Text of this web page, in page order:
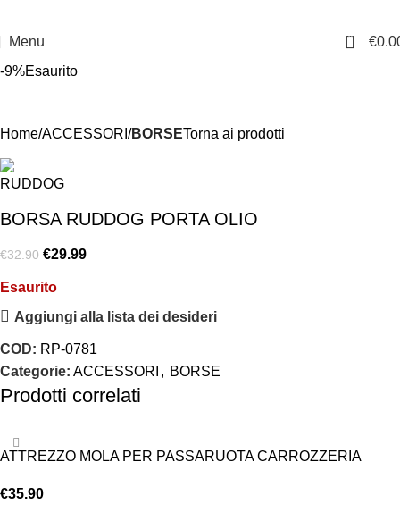
Menu 0 €
-9%Esaurito
Home ACCESSORI BORSETorna ai prodotti
BORSA RUDDOG PORTA OLIO
€32.90 €29.99
Esaurito
Aggiungi alla lista dei desideri
COD: RP-0781
Categorie: ACCESSORI , BORSE
Prodotti correlati
ATTREZZO MOLA PER PASSARUOTA CARROZZERIA
€35.90